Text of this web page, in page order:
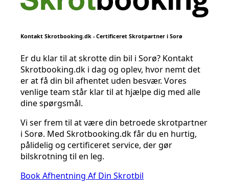
Kontakt Skrotbooking.dk - Certificeret Skrotpartner i Sorø
Er du klar til at skrotte din bil i Sorø? Kontakt
Skrotbooking.dk i dag og oplev, hvor nemt det
er at få din bil afhentet uden besvær. Vores
venlige team står klar til at hjælpe dig med alle
dine spørgsmål.
Vi ser frem til at være din betroede skrotpartner
i Sorø. Med Skrotbooking.dk får du en hurtig,
pålidelig og certificeret service, der gør
bilskrotning til en leg.
Book Afhentning Af Din Skrotbil